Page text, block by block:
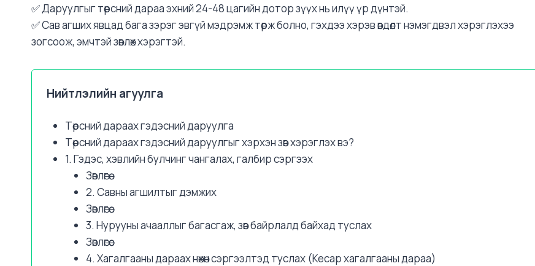
✅ Даруулгыг төрсний дараа эхний 24-48 цагийн дотор зүүх нь илүү үр дүнтэй.
✅ Сав агших явцад бага зэрэг эвгүй мэдрэмж төрж болно, гэхдээ хэрэв өвдөлт нэмэгдвэл хэрэглэхээ
зогсоож, эмчтэй зөвлөх хэрэгтэй.
Нийтлэлийн агуулга
Төрсний дараах гэдэсний даруулга
Төрсний дараах гэдэсний даруулгыг хэрхэн зөв хэрэглэх вэ?
1. Гэдэс, хэвлийн булчинг чангалах, галбир сэргээх
Зөвлөгөө:
2. Савны агшилтыг дэмжих
Зөвлөгөө:
3. Нурууны ачааллыг багасгаж, зөв байрлалд байхад туслах
Зөвлөгөө:
4. Хагалгааны дараах нөхөн сэргээлтэд туслах (Кесар хагалгааны дараа)